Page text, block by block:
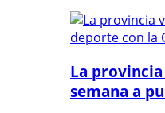
La
semana a